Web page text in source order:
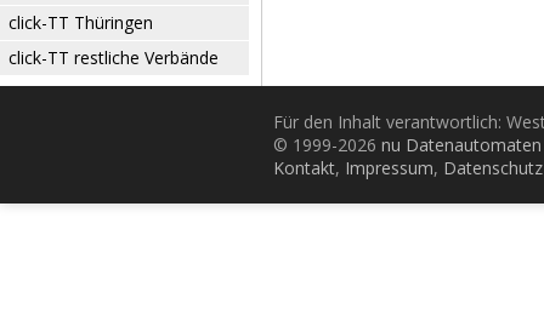
click-TT Thüringen
click-TT restliche Verbände
Für den Inhalt verantwortlich:
© 1999-2026 nu
Kontakt, Impressum, Datenschutz